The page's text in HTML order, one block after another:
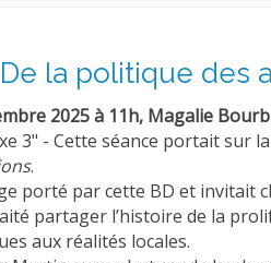
la politique des
2025 à 11h, Magalie
3" - Cette séance portait sur
.
porté par cette BD et
partager l’histoire de la
aux réalités locales.